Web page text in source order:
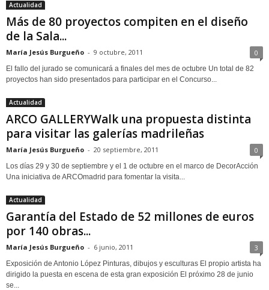
Actualidad
Más de 80 proyectos compiten en el diseño
de la Sala...
María Jesús Burgueño - 9 octubre, 2011 0
El fallo del jurado se comunicará a finales del mes de octubre Un total de 82
proyectos han sido presentados para participar en el Concurso...
Actualidad
ARCO GALLERYWalk una propuesta distinta
para visitar las galerías madrileñas
María Jesús Burgueño - 20 septiembre, 2011 0
Los días 29 y 30 de septiembre y el 1 de octubre en el marco de DecorAcción
Una iniciativa de ARCOmadrid para fomentar la visita...
Actualidad
Garantía del Estado de 52 millones de euros
por 140 obras...
María Jesús Burgueño - 6 junio, 2011 3
Exposición de Antonio López Pinturas, dibujos y esculturas El propio artista ha
dirigido la puesta en escena de esta gran exposición El próximo 28 de junio
se...